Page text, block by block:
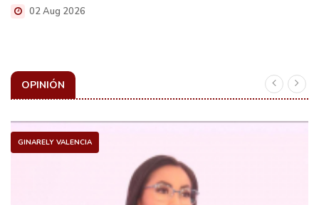
02 Aug 2026
OPINIÓN
GINARELY VALENCIA